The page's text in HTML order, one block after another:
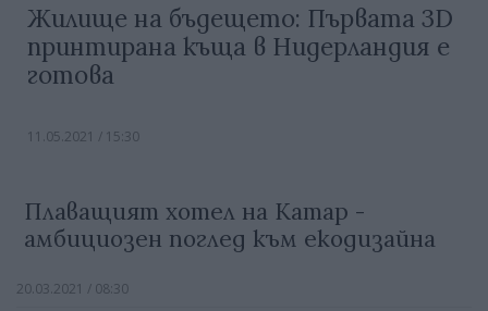
Жилище на бъдещето: Първата 3D
принтирана къща в Нидерландия е
готова
11.05.2021 / 15:30
Плаващият хотел на Катар -
амбициозен поглед към екодизайна
20.03.2021 / 08:30